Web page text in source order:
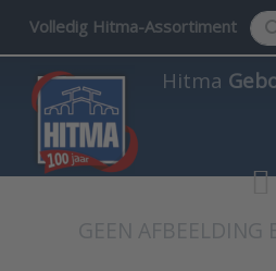
Volledig Hitma-Assortiment
Hitma